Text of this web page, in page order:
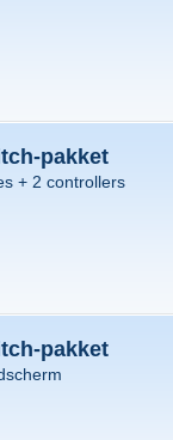
pakket
+ 2 controllers
pakket